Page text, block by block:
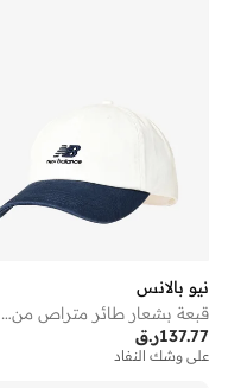
نيو بالانس
قبعة بشعار طائر متراص من ألواح
ر.ق137.77
على وشك النفاد